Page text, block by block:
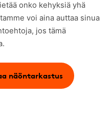
onko kehyksiä yhä
voi aina auttaa sinua
jos tämä
näöntarkastus